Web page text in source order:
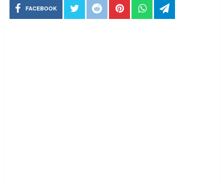
FACEBOOK